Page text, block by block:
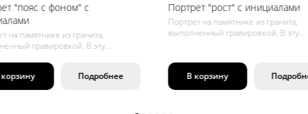
"пояс с фоном" с
на памятнике из гранита,
гравировкой. В эту
и небольшой эпитафией. По
заказчика можно добавить
(крест, звезда Давида,
Подробнее
Портрет "рост" с инициалами
Портрет на памятнике из гранита,
выполненный гравировкой. В эту
желанию заказчика можно добавить
символы (крест, звезда Давида,
полумесяц), что не повлияет на
В корзину